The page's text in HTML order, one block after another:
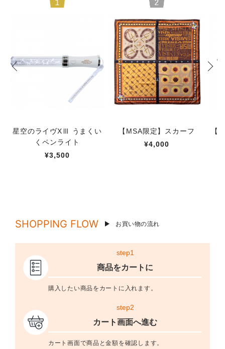
星空のライヴXⅢ うまくい
くペンライト
¥3,500
【MSA限定】スカーフ
¥4,000
【
SHOPPING FLOW お買い物の流れ
step1
商品をカートに
購入したい商品をカートに入れます。
step2
カート画面へ進む
カート画面で商品と金額を確認します。